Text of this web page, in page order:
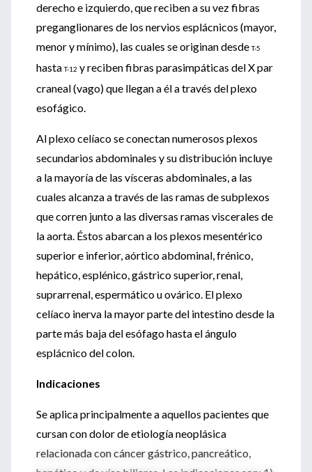
derecho e izquierdo, que reciben a su vez fibras
preganglionares de los nervios esplácnicos (mayor,
menor y mínimo), las cuales se originan desdeT-5
hastaT-12 y reciben fibras parasimpáticas del X par
craneal (vago) que llegan a él a través del plexo
esofágico.
Al plexo celíaco se conectan numerosos plexos
secundarios abdominales y su distribución incluye
a la mayoría de las vísceras abdominales, a las
cuales alcanza a través de las ramas de subplexos
que corren junto a las diversas ramas viscerales de
la aorta. Éstos abarcan a los plexos mesentérico
superior e inferior, aórtico abdominal, frénico,
hepático, esplénico, gástrico superior, renal,
suprarrenal, espermático u ovárico. El plexo
celíaco inerva la mayor parte del intestino desde la
parte más baja del esófago hasta el ángulo
esplácnico del colon.
Indicaciones
Se aplica principalmente a aquellos pacientes que
cursan con dolor de etiología neoplásica
relacionada con cáncer gástrico, pancreático,